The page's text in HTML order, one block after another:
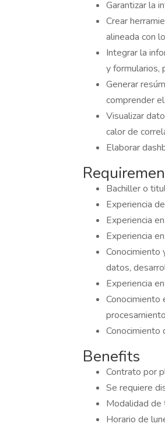
Garantizar la
Crear
alineada con
Integrar la
y formularios,
Generar
comprender
Visualizar
calor de
Elaborar
Bachiller o
Experiencia
Experiencia
Experiencia
Conocimiento
datos,
Experiencia
Conocimiento
Conocimiento
Benefits
Contrato por
Se requiere
Modalidad de
Horario de